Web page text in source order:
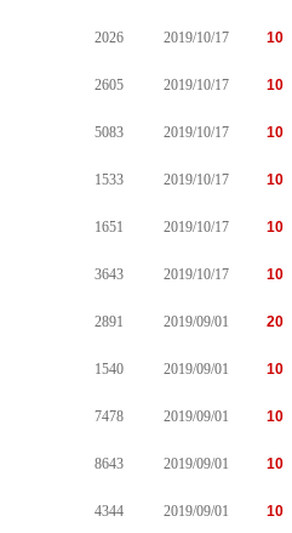
2026 2019/10/17 10
2605 2019/10/17 10
5083 2019/10/17 10
1533 2019/10/17 10
1651 2019/10/17 10
3643 2019/10/17 10
2891 2019/09/01 20
1540 2019/09/01 10
7478 2019/09/01 10
8643 2019/09/01 10
4344 2019/09/01 10